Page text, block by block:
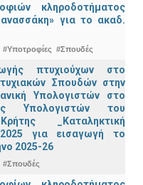
κληροδοτήματος
για το ακαδ.
#Υποτροφίες #Σπουδές
πτυχιούχων στo
Σπουδών στην
Υπολογιστών στο
Υπολογιστών του
_Καταληκτική
2025 για εισαγωγή το
2025-26
#Σπουδές